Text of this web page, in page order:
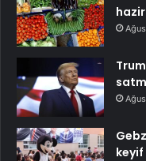
keyif